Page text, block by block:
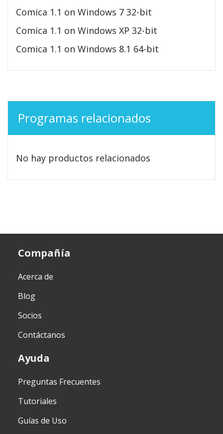
Comica 1.1 on Windows 7 32-bit
Comica 1.1 on Windows XP 32-bit
Comica 1.1 on Windows 8.1 64-bit
Programas relacionados
No hay productos relacionados
Compañía
Acerca de
Blog
Socios
Contáctanos
Ayuda
Preguntas Frecuentes
Tutoriales
Guías de Uso